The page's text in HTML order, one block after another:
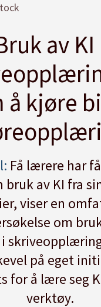
av KI
å kjøre
Få lærere har
bruk av KI fra
viser en
om
på eget
for å lære seg
verktøy.